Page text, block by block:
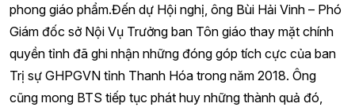
phong giáo phẩm.Đến dự Hội nghị, ông Bùi Hải Vinh – Phó
Giám đốc sở Nội Vụ Trưởng ban Tôn giáo thay mặt chính
quyền tỉnh đã ghi nhận những đóng góp tích cực của ban
Trị sự GHPGVN tỉnh Thanh Hóa trong năm 2018. Ông
cũng mong BTS tiếp tục phát huy những thành quả đó,